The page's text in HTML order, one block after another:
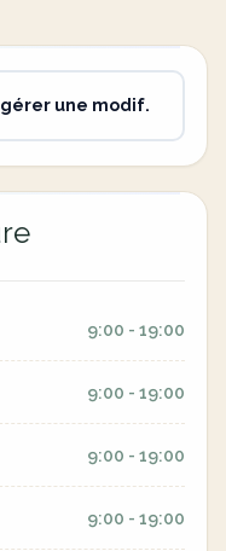
une modif.
9:00 - 19:00
9:00 - 19:00
9:00 - 19:00
9:00 - 19:00